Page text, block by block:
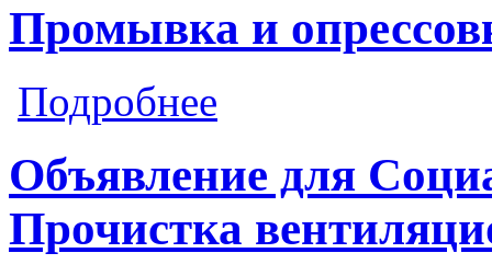
Промывка и
Подробнее
Объявление для
Прочистка